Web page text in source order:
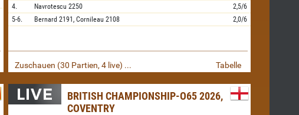
4.
Navrotescu 2250
2,5/6
5-6.
Bernard 2191, Cornileau 2108 2,0/6
Zuschauen (30 Partien, 4 live) ... Tabelle
BRITISH CHAMPIONSHIP-O65 2026,
COVENTRY